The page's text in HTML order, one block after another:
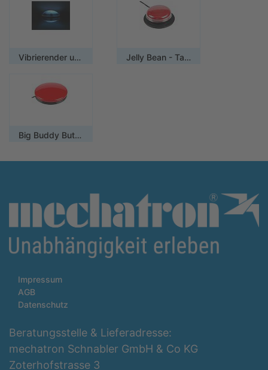
Vibrierender und leuchtender Taster Jelly Bean - Taster
Big Buddy Button
Impressum
AGB
Datenschutz
Beratungsstelle & Lieferadresse:
mechatron Schnabler GmbH & Co KG
Zoterhofstrasse 3